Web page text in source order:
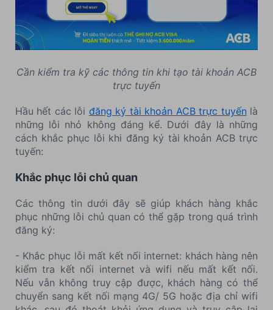
Cần kiểm tra kỹ các thông tin khi tạo tài khoản ACB
trực tuyến
Hầu hết các lỗi đăng ký tài khoản ACB trực tuyến là
những lỗi nhỏ không đáng kể. Dưới đây là những
cách khắc phục lỗi khi đăng ký tài khoản ACB trực
tuyến:
Khắc phục lỗi chủ quan
Các thông tin dưới đây sẽ giúp khách hàng khắc
phục những lỗi chủ quan có thể gặp trong quá trình
đăng ký:
- Khắc phục lỗi mất kết nối internet: khách hàng nên
kiểm tra kết nối internet và wifi nếu mất kết nối.
Nếu vẫn không truy cập được, khách hàng có thể
chuyển sang kết nối mạng 4G/ 5G hoặc địa chỉ wifi